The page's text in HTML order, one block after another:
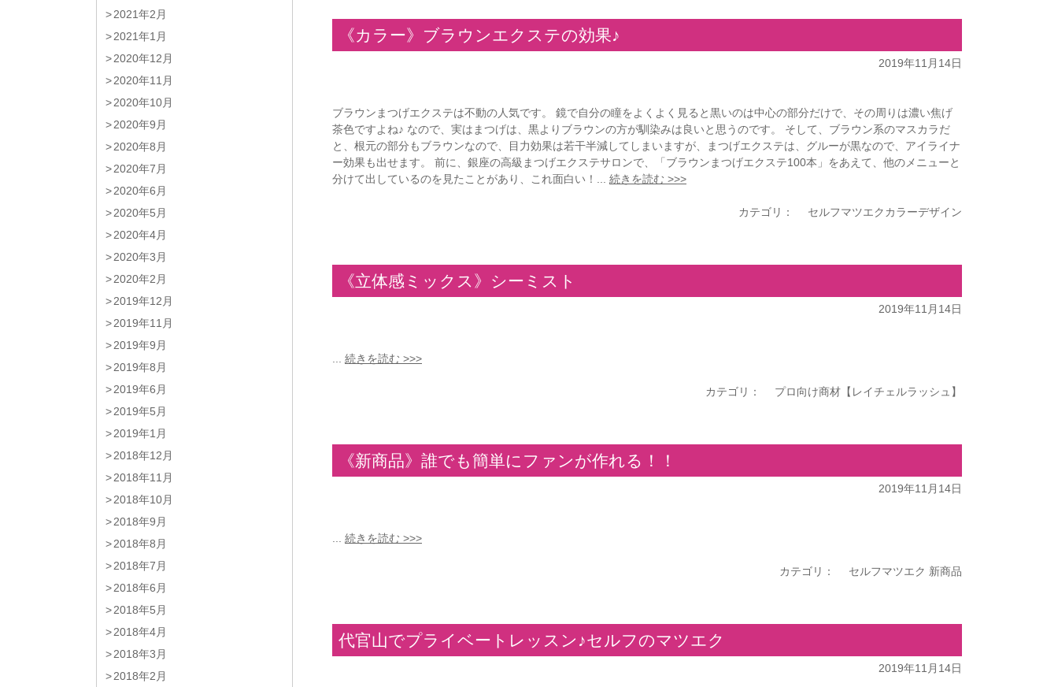
《カラー》ブラウンエクステの効果♪
2019年11月14日
ブラウンまつげエクステは不動の人気です。 鏡で自分の瞳をよくよく見ると黒いのは中心の部分だけで、その周りは濃い焦げ
茶色ですよね♪ なので、実はまつげは、黒よりブラウンの方が馴染みは良いと思うのです。 そして、ブラウン系のマスカラだ
と、根元の部分もブラウンなので、目力効果は若干半減してしまいますが、まつげエクステは、グルーが黒なので、アイライナ
ー効果も出せます。 前に、銀座の高級まつげエクステサロンで、「ブラウンまつげエクステ100本」をあえて、他のメニューと
分けて出しているのを見たことがあり、これ面白い！... 続きを読む >>>
カテゴリ： セルフマツエクカラーデザイン
《立体感ミックス》シーミスト
2019年11月14日
続きを読む >>>
カテゴリ： プロ向け商材【レイチェルラッシュ】
《新商品》誰でも簡単にファンが作れる！！
2019年11月14日
続きを読む >>>
カテゴリ： セルフマツエク 新商品
代官山でプライベートレッスン♪セルフのマツエク
2019年11月14日
2021年2月
2021年1月
2020年12月
2020年11月
2020年10月
2020年9月
2020年8月
2020年7月
2020年6月
2020年5月
2020年4月
2020年3月
2020年2月
2019年12月
2019年11月
2019年9月
2019年8月
2019年6月
2019年5月
2019年1月
2018年12月
2018年11月
2018年10月
2018年9月
2018年8月
2018年7月
2018年6月
2018年5月
2018年4月
2018年3月
2018年2月